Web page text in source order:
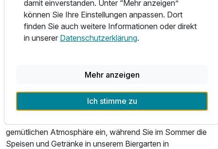
Für 5 Tage p.P. ab248,40 €
Familienzimmer mit Verbindungstür
genießen.
Die Küche verbindet klassische deutsche Gerichte mit
mediterranem Touch und sorgt für abwechslungsreiche
Am Freitag und Samstag finden regelmäßig Themenbuffet-
Schwerpunkte für besondere Genussmomente sorgen.
gemütlichen Atmosphäre ein, während Sie im Sommer die
Speisen und Getränke in unserem Biergarten in
damit einverstanden. Unter “Mehr anzeigen”
können Sie Ihre Einstellungen anpassen. Dort
finden Sie auch weitere Informationen oder direkt
in unserer Datenschutzerklärung.
Mehr anzeigen
Ich stimme zu